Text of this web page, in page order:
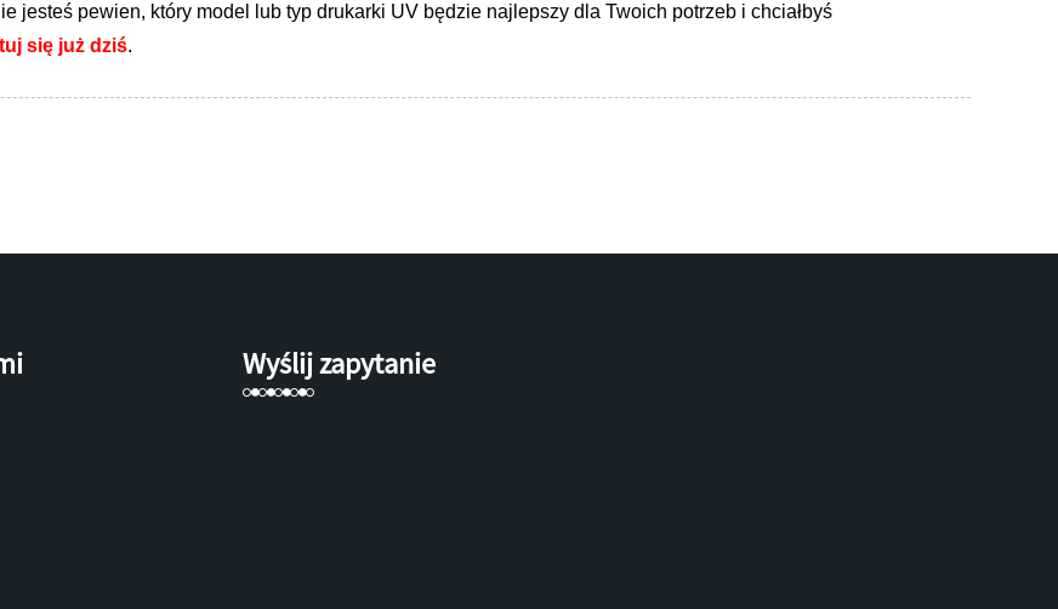
jesteś pewien, który model lub typ drukarki UV będzie najlepszy dla Twoich potrzeb i chciałbyś
się już dziś.
Wyślij zapytanie